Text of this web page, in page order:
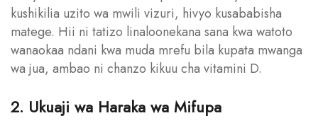
kushikilia uzito wa mwili vizuri, hivyo kusababisha
matege. Hii ni tatizo linaloonekana sana kwa watoto
wanaokaa ndani kwa muda mrefu bila kupata mwanga
wa jua, ambao ni chanzo kikuu cha vitamini D.
2. Ukuaji wa Haraka wa Mifupa